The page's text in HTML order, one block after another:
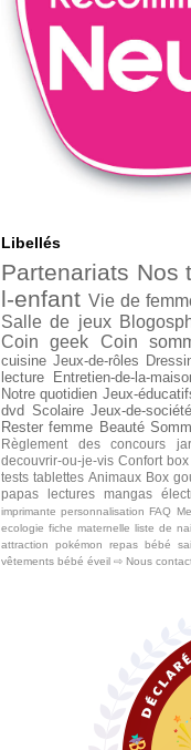
Libellés
Partenariats Nos
l-enfant Vie de
Salle de jeux
Coin geek
Coin
cuisine Jeux-de-rôles
lecture
Entretien-de-la-
Notre quotidien Jeux-
dvd Scolaire Jeux-de-société
Rester femme Beauté
Règlement des concours
decouvrir-ou-je-vis Confort
tests tablettes Animaux Box
papas
lectures mangas
imprimante personnalisation FAQ
ecologie fiche maternelle liste de
attraction
pokémon repas bébé
vêtements bébé éveil ⇨ Nous